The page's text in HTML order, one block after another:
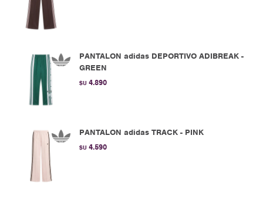
PANTALON adidas DEPORTIVO ADIBREAK -
GREEN
$U 4.890
PANTALON adidas TRACK - PINK
$U 4.590